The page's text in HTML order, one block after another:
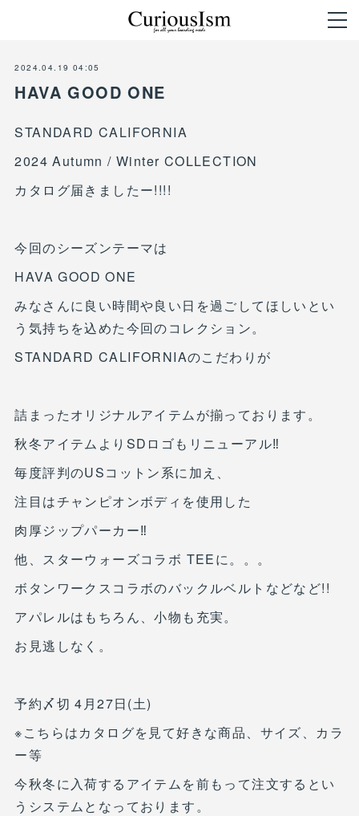
2024.04.19 04:05
HAVA GOOD ONE
STANDARD CALIFORNIA
2024 Autumn / Winter COLLECTION
カタログ届きましたー!!!!
今回のシーズンテーマは
HAVA GOOD ONE
みなさんに良い時間や良い日を過ごしてほしいとい
う気持ちを込めた今回のコレクション。
STANDARD CALIFORNIAのこだわりが
詰まったオリジナルアイテムが揃っております。
秋冬アイテムよりSDロゴもリニューアル‼︎
毎度評判のUSコットン系に加え、
注目はチャンピオンボディを使用した
肉厚ジップパーカー‼︎
他、スターウォーズコラボ TEEに。。。
ボタンワークスコラボのバックルベルトなどなど!!
アパレルはもちろん、小物も充実。
お見逃しなく。
予約〆切 4月27日(土)
※こちらはカタログを見て好きな商品、サイズ、カラ
ー等
今秋冬に入荷するアイテムを前もって注文するとい
うシステムとなっております。